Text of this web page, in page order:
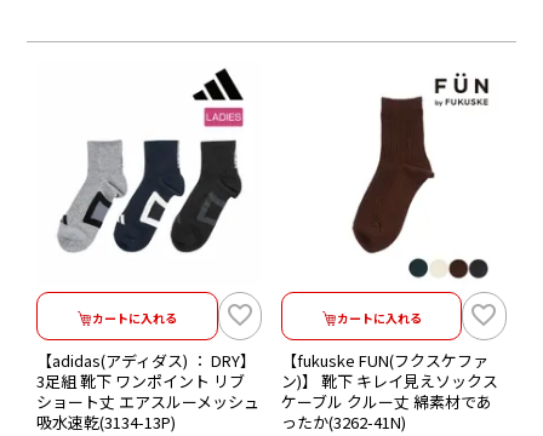
カートに入れる
【adidas(アディダス) ： DRY】
3足組 靴下 ワンポイント リブ
ショート丈 エアスルーメッシュ
吸水速乾(3134-13P)
カートに入れる
【fukuske FUN(フクスケファ
ン)】 靴下 キレイ見えソックス
ケーブル クルー丈 綿素材であ
ったか(3262-41N)